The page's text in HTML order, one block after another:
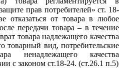
прав потребителей» ст. 18-
отказаться от товара в любое
передачи товара – в течение
товара надлежащего качества
товарный вид, потребительские
ненадлежащего качества
с законом ст.18-24. (ст.26.1 п.5)